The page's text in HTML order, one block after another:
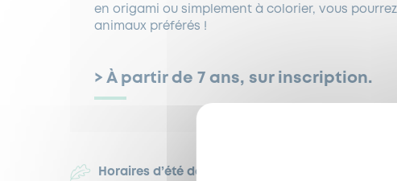
en origami ou simplement à colorier, vous
animaux préférés !
> À partir de 7 ans, sur inscription.
Horaires d’été de la Médiathèque :